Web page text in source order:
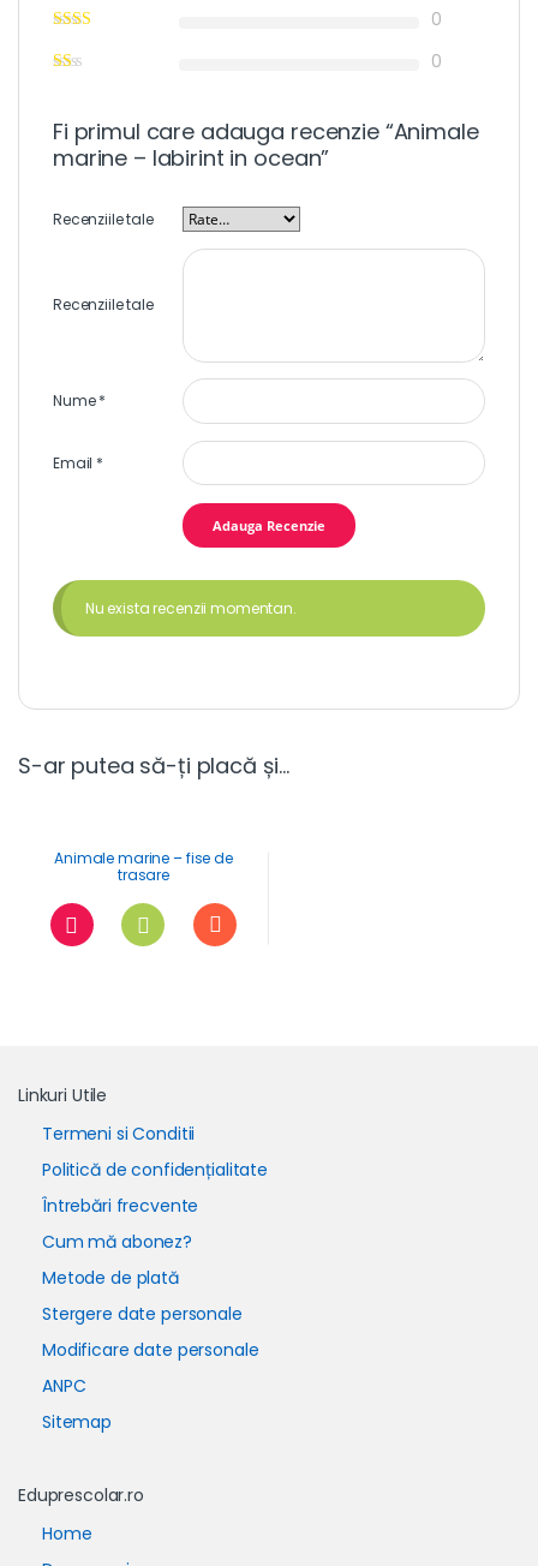
0
0
Fi primul care adauga recenzie “Animale
marine – labirint in ocean”
Recenziile tale
Recenziile tale
Nume*
Email *
Nu exista recenzii momentan.
S-ar putea să-ți placă și…
Animale marine – fise de
trasare
Linkuri Utile
Termeni si Conditii
Politică de confidențialitate
Întrebări frecvente
Cum mă abonez?
Metode de plată
Stergere date personale
Modificare date personale
ANPC
Sitemap
Eduprescolar.ro
Home